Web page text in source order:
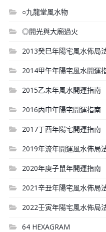
○九龍堂風水物
◎開光與大廟過火
2013癸巳年陽宅風水佈局
2014甲午年陽宅風水開運
2015乙未年風水開運指南
2016丙申年陽宅開運指南
2017丁酉年陽宅開運指南
2019年流年開運風水佈局
2020年庚子鼠年開運指南
2021辛丑年陽宅風水佈局
2022壬寅年陽宅風水佈局
64 HEXAGRAM